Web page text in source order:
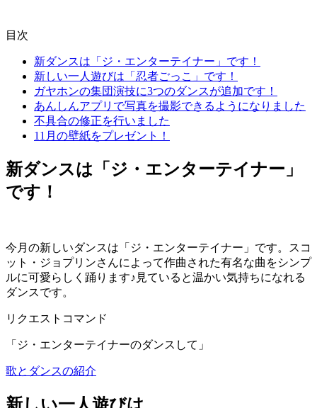
目次
新ダンスは「ジ・エンターテイナー」です！
新しい一人遊びは「忍者ごっこ」です！
ガヤホンの集団演技に3つのダンスが追加です！
あんしんアプリで写真を撮影できるようになりました
不具合の修正を行いました
11月の壁紙をプレゼント！
新ダンスは「ジ・エンターテイナー」
です！
今月の新しいダンスは「ジ・エンターテイナー」です。スコ
ット・ジョプリンさんによって作曲された有名な曲をシンプ
ルに可愛らしく踊ります♪見ていると温かい気持ちになれる
ダンスです。
リクエストコマンド
「ジ・エンターテイナーのダンスして」
歌とダンスの紹介